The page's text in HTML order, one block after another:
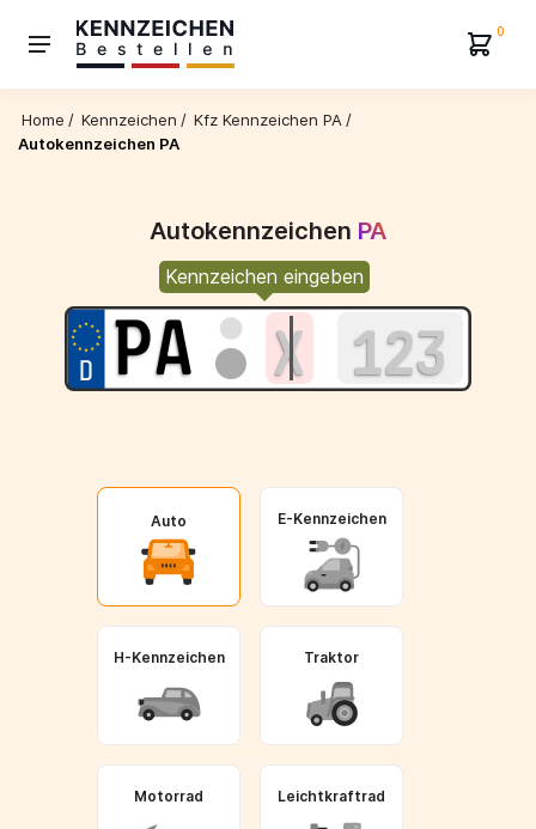
0
Home / Kennzeichen / Kfz Kennzeichen PA /
Autokennzeichen PA
Autokennzeichen PA
Kennzeichen eingeben
Auto E-Kennzeichen
H-Kennzeichen Traktor
Motorrad Leichtkraftrad